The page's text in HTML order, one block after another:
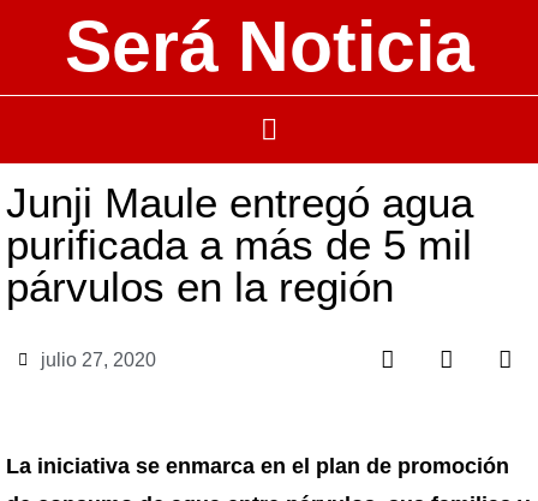
Será Noticia
Junji Maule entregó agua
purificada a más de 5 mil
párvulos en la región
julio 27, 2020
La iniciativa se enmarca en el plan de promoción